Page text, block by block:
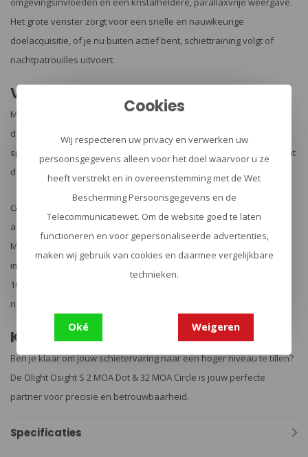
Het grote venster zorgt voor een snelle en nauwkeurige
doelacquisitie, of je nu buiten actief bent, schiettraining volgt of
nachtpatrouilles uitvoert.
Veelzijdigheid en duurzaamheid
Met het multi-reticle systeem kun je moeiteloos schakelen tussen
dot-en-cirkel, alleen dot of alleen cirkel, afhankelijk van jouw
specifieke behoeften. De universele RMSc footprint zorgt ervoor dat
de Osight S naadloos integreert met een breed scala aan wapens.
Gemaakt van het innovatieve OAL™-materiaal, is de Osight S niet
alleen licht van gewicht, maar ook ongelooflijk sterk en duurzaam.
Met een Level III geanodiseerde afwerking biedt hij superieure
impact- en corrosiebestendigheid. Na veldtests met meer dan
100.000 schoten blijft de Osight S betrouwbaar en houdt hij zijn
nulpunt vast.
Klaar voor actie
Ben je klaar om jouw schietervaring naar een hoger niveau te tillen?
De Olight Osight S 2 MOA Dot & 32 MOA Circle is jouw perfecte
partner voor precisie en betrouwbaarheid.
Specificaties
Cookies
Wij respecteren uw privacy en verwerken uw
persoonsgegevens alleen voor het doel waarvoor u ze
heeft verstrekt en in overeenstemming met de Wet
Bescherming Persoonsgegevens en de
Telecommunicatiewet. Om de website goed te laten
functioneren en voor gepersonaliseerde advertenties,
maken wij gebruik van cookies en daarmee vergelijkbare
technieken.
Oké Weigeren